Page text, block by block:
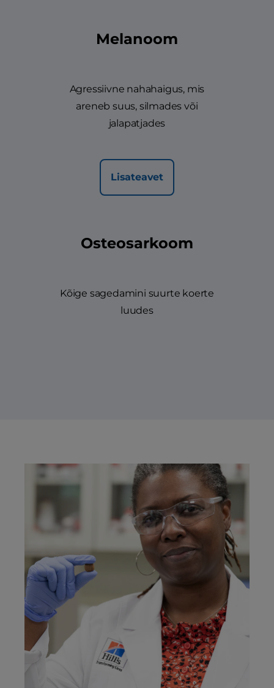
Melanoom
Agressiivne nahahaigus, mis
areneb suus, silmades või
jalapatjades
Lisateavet
Osteosarkoom
Kõige sagedamini suurte koerte
luudes